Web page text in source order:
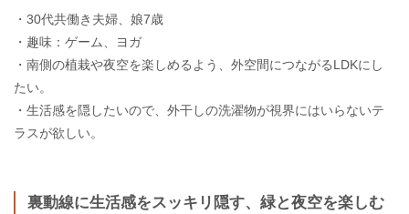
・30代共働き夫婦、娘7歳
・趣味：ゲーム、ヨガ
・南側の植栽や夜空を楽しめるよう、外空間につながるLDKにし
たい。
・生活感を隠したいので、外干しの洗濯物が視界にはいらないテ
ラスが欲しい。
裏動線に生活感をスッキリ隠す、緑と夜空を楽しむ